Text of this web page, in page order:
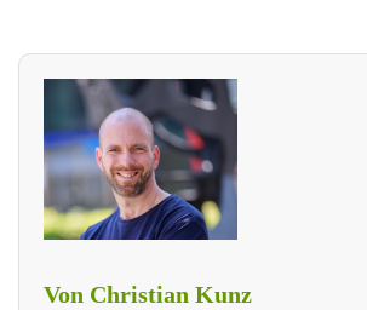
Von Christian Kunz